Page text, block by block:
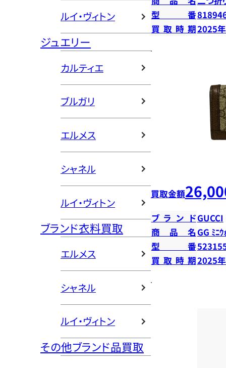
ルイ・ヴィトン
ジュエリー
カルティエ
ブルガリ
エルメス
シャネル
ルイ・ヴィトン
ブランド衣料買取
エルメス
シャネル
ルイ・ヴィトン
その他ブランド品買取
型番
買取時期2025
買取金額
ブランドGUCCI
商品名 GG ﾐﾆｳ
型番
買取時期2025